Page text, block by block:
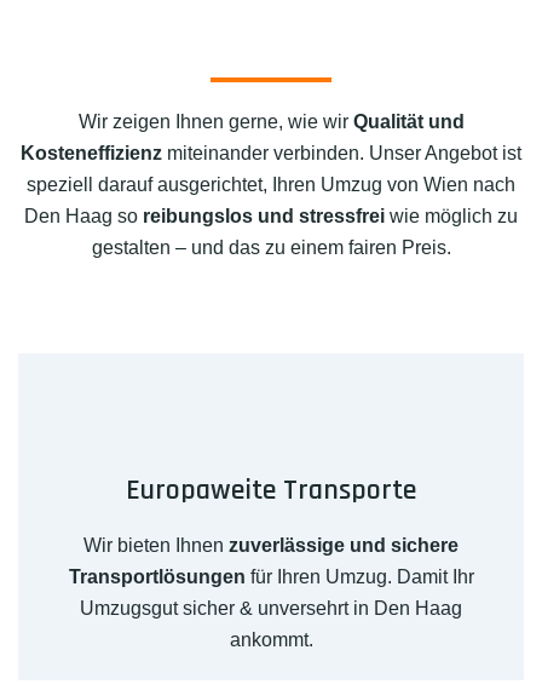
Wir zeigen Ihnen gerne, wie wir Qualität und
Kosteneffizienz miteinander verbinden. Unser Angebot ist
speziell darauf ausgerichtet, Ihren Umzug von Wien nach
Den Haag so reibungslos und stressfrei wie möglich zu
gestalten – und das zu einem fairen Preis.
Europaweite Transporte
Wir bieten Ihnen zuverlässige und sichere
Transportlösungen für Ihren Umzug. Damit Ihr
Umzugsgut sicher & unversehrt in Den Haag
ankommt.